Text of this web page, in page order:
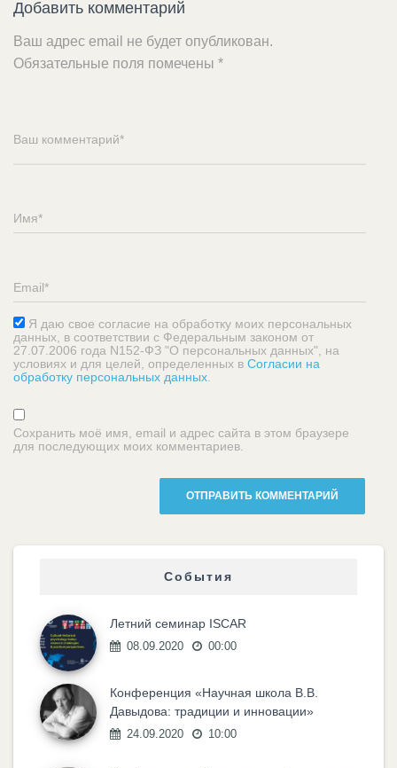
Добавить комментарий
Ваш адрес email не будет опубликован.
Обязательные поля помечены *
Я даю свое согласие на обработку моих персональных
данных, в соответствии с Федеральным законом от
27.07.2006 года N152-ФЗ "О персональных данных", на
условиях и для целей, определенных в Согласии на
обработку персональных данных.
Сохранить моё имя, email и адрес сайта в этом браузере
для последующих моих комментариев.
События
Летний семинар ISCAR
08.09.2020 00:00
Конференция «Научная школа В.В.
Давыдова: традиции и инновации»
24.09.2020 10:00